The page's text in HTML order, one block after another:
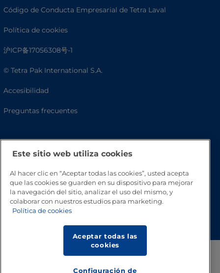
Código de Conducta Empresarial de Tetra Laval
Política de cookies
沪ICP备17056308号-1
© Tetra Pak International S.A.
Accesibilidad
Preguntas frecuentes
Volver a inicio
Este sitio web utiliza cookies
Al hacer clic en “Aceptar todas las cookies”, usted acepta
que las cookies se guarden en su dispositivo para mejorar
la navegación del sitio, analizar el uso del mismo, y
colaborar con nuestros estudios para marketing.
Política de cookies
Aceptar todas las
cookies
Configuración de